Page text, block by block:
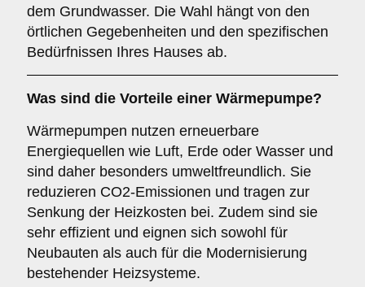
dem Grundwasser. Die Wahl hängt von den
örtlichen Gegebenheiten und den spezifischen
Bedürfnissen Ihres Hauses ab.
Was sind die Vorteile einer Wärmepumpe?
Wärmepumpen nutzen erneuerbare
Energiequellen wie Luft, Erde oder Wasser und
sind daher besonders umweltfreundlich. Sie
reduzieren CO2-Emissionen und tragen zur
Senkung der Heizkosten bei. Zudem sind sie
sehr effizient und eignen sich sowohl für
Neubauten als auch für die Modernisierung
bestehender Heizsysteme.